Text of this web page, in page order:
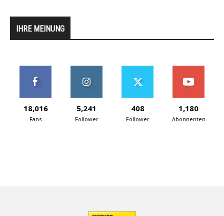
IHRE MEINUNG
18,016
Fans
5,241
Follower
408
Follower
1,180
Abonnenten